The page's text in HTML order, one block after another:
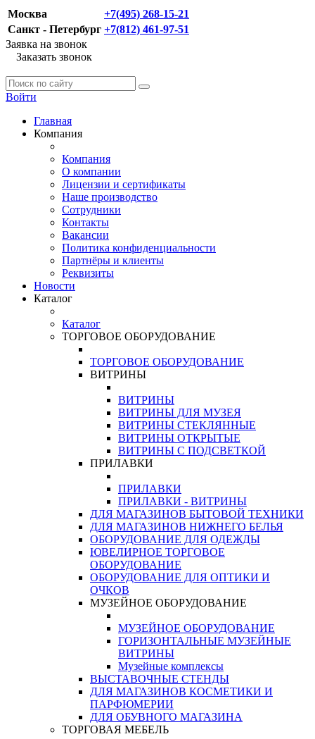
Москва
+7(495) 268-15-21
Санкт - Петербург +7(812) 461-97-51
Заявка на звонок
Заказать звонок
Войти
Главная
Компания
Компания
О компании
Лицензии и сертификаты
Наше производство
Сотрудники
Контакты
Вакансии
Политика конфиденциальности
Партнёры и клиенты
Реквизиты
Новости
Каталог
Каталог
ТОРГОВОЕ ОБОРУДОВАНИЕ
ТОРГОВОЕ ОБОРУДОВАНИЕ
ВИТРИНЫ
ВИТРИНЫ
ВИТРИНЫ ДЛЯ МУЗЕЯ
ВИТРИНЫ СТЕКЛЯННЫЕ
ВИТРИНЫ ОТКРЫТЫЕ
ВИТРИНЫ С ПОДСВЕТКОЙ
ПРИЛАВКИ
ПРИЛАВКИ
ПРИЛАВКИ - ВИТРИНЫ
ДЛЯ МАГАЗИНОВ БЫТОВОЙ ТЕХНИКИ
ДЛЯ МАГАЗИНОВ НИЖНЕГО БЕЛЬЯ
ОБОРУДОВАНИЕ ДЛЯ ОДЕЖДЫ
ЮВЕЛИРНОЕ ТОРГОВОЕ
ОБОРУДОВАНИЕ
ОБОРУДОВАНИЕ ДЛЯ ОПТИКИ И
ОЧКОВ
МУЗЕЙНОЕ ОБОРУДОВАНИЕ
МУЗЕЙНОЕ ОБОРУДОВАНИЕ
ГОРИЗОНТАЛЬНЫЕ МУЗЕЙНЫЕ
ВИТРИНЫ
Музейные комплексы
ВЫСТАВОЧНЫЕ СТЕНДЫ
ДЛЯ МАГАЗИНОВ КОСМЕТИКИ И
ПАРФЮМЕРИИ
ДЛЯ ОБУВНОГО МАГАЗИНА
ТОРГОВАЯ МЕБЕЛЬ